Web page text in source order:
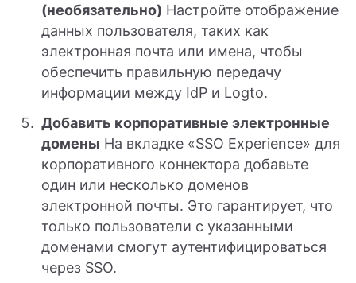
(необязательно) Настройте отображение
данных пользователя, таких как
электронная почта или имена, чтобы
обеспечить правильную передачу
информации между IdP и Logto.
Добавить корпоративные электронные
домены На вкладке «SSO Experience» для
корпоративного коннектора добавьте
один или несколько доменов
электронной почты. Это гарантирует, что
только пользователи с указанными
доменами смогут аутентифицироваться
через SSO.